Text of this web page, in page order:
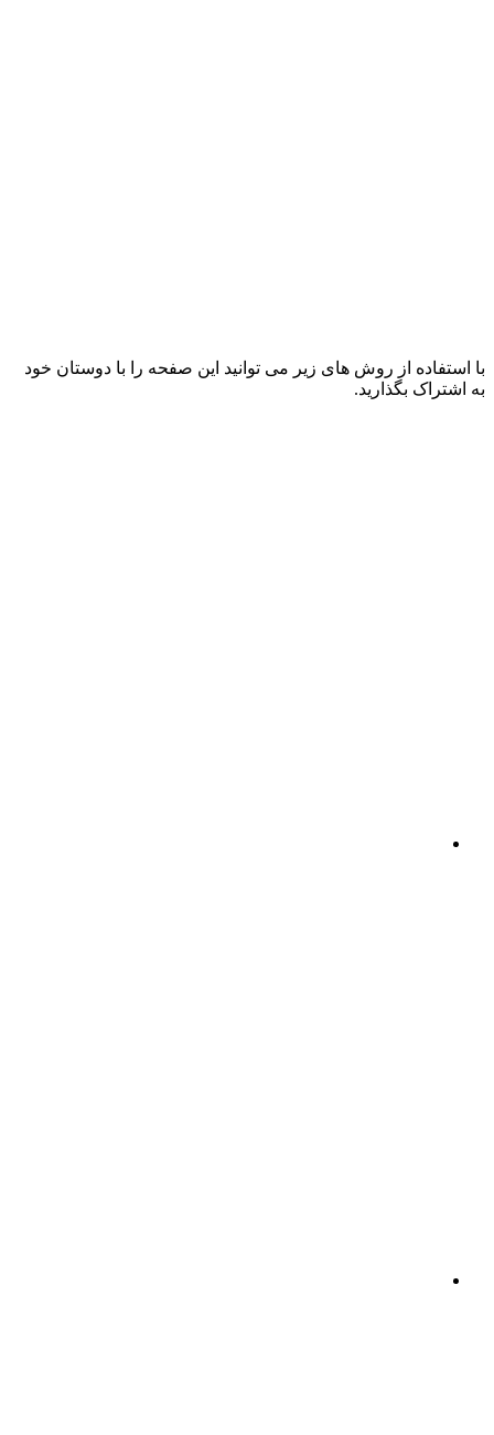
با استفاده از روش های زیر می توانید این صفحه را با دوستان خود
به اشتراک بگذارید.